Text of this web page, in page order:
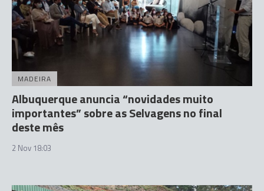
MADEIRA
Albuquerque anuncia “novidades muito
importantes” sobre as Selvagens no final
deste mês
2 Nov 18:03